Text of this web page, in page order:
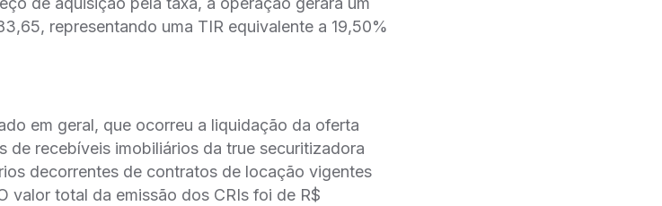
representando uma TIR equivalente a 19,50%
em geral, que ocorreu a liquidação da oferta
de recebíveis imobiliários da true securitizadora
decorrentes de contratos de locação vigentes
valor total da emissão dos CRIs foi de R$